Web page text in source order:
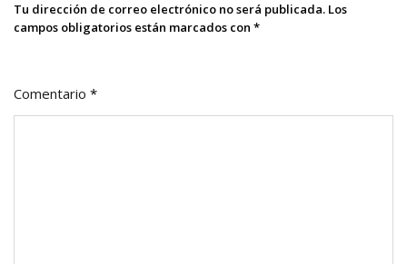
Tu dirección de correo electrónico no será publicada. Los
campos obligatorios están marcados con *
Comentario *